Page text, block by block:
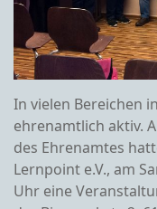
In vielen Bereichen
ehrenamtlich aktiv.
des Ehrenamtes
Lernpoint e.V., am
Uhr eine